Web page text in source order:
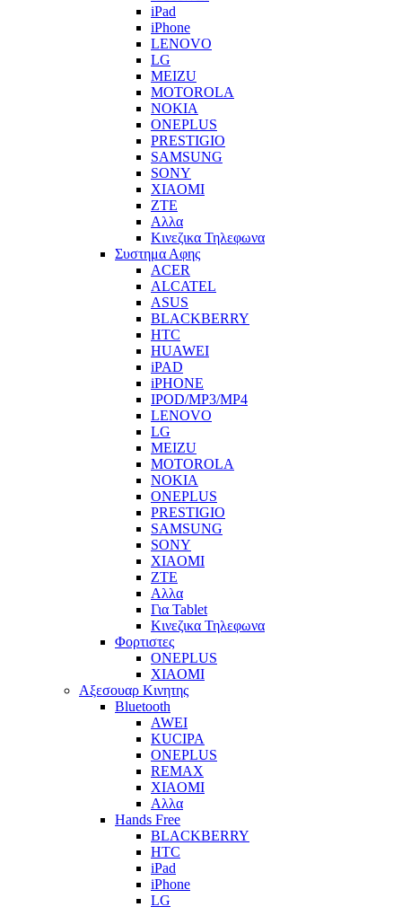
iPad
iPhone
LENOVO
LG
MEIZU
MOTOROLA
NOKIA
ONEPLUS
PRESTIGIO
SAMSUNG
SONY
XIAOMI
ZTE
Αλλα
Κινεζικα Τηλεφωνα
Συστημα Αφης
ACER
ALCATEL
ASUS
BLACKBERRY
HTC
HUAWEI
iPAD
iPHONE
IPOD/MP3/MP4
LENOVO
LG
MEIZU
MOTOROLA
NOKIA
ONEPLUS
PRESTIGIO
SAMSUNG
SONY
XIAOMI
ZTE
Αλλα
Για Tablet
Κινεζικα Τηλεφωνα
Φορτιστες
ONEPLUS
XIAOMI
Αξεσουαρ Κινητης
Bluetooth
AWEI
KUCIPA
ONEPLUS
REMAX
XIAOMI
Αλλα
Hands Free
BLACKBERRY
HTC
iPad
iPhone
LG